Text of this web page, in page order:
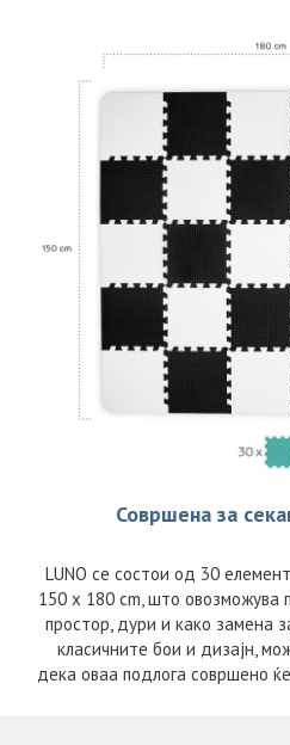
Совршена за
LUNO се состои од 30
150 x 180 cm, што овозможува
простор, дури и како замена
класичните бои и дизајн,
дека оваа подлога совршено